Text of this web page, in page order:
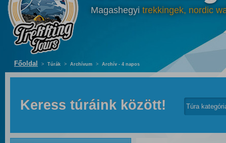
Magashegyi trekkingek, nordic
Főoldal > Túrák > Archívum > Archív - 4 napos
Keress túráink között!